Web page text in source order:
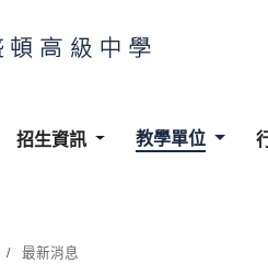
招生資訊 教學單位
最新消息